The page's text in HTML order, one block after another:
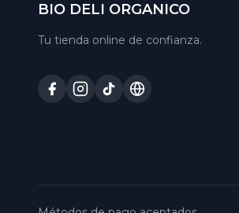
BIO DELI ORGANICO
Tu tienda online de confianza.